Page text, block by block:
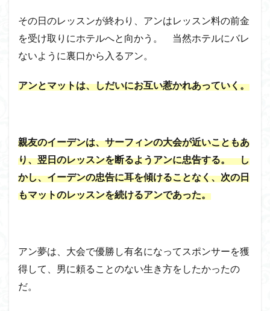
その日のレッスンが終わり、アンはレッスン料の前金
を受け取りにホテルへと向かう。 当然ホテルにバレ
ないように裏口から入るアン。
アンとマットは、しだいにお互い惹かれあっていく。
親友のイーデンは、サーフィンの大会が近いこともあ
り、翌日のレッスンを断るようアンに忠告する。 し
かし、イーデンの忠告に耳を傾けることなく、次の日
もマットのレッスンを続けるアンであった。
アン夢は、大会で優勝し有名になってスポンサーを獲
得して、男に頼ることのない生き方をしたかったの
だ。